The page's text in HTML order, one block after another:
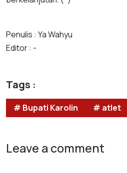
Penulis : Ya Wahyu
Editor : -
Tags :
# Bupati Karolin # atlet
Leave a comment